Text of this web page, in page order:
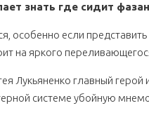
знать где сидит
особенно если
на яркого
Лукьяненко главный герой
системе убойную